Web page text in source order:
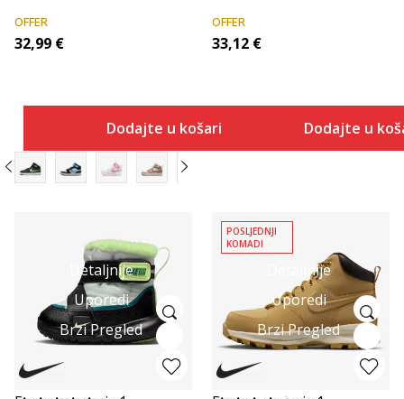
OFFER
32,99 €
Dodajte u košaricu
OFFER
33,12 €
Dodajte u
Detaljnije
Uporedi
Brzi Pregled
Detaljnije
Uporedi
Brzi Pregled
POSLJEDNJI
KOMADI